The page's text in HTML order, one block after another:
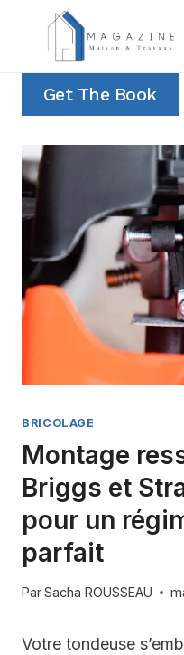
contenu
Get The Book
BRICOLAGE
Montage
Briggs et
pour un
parfait
ParSacha ROUSSEAU
Votre tondeuse